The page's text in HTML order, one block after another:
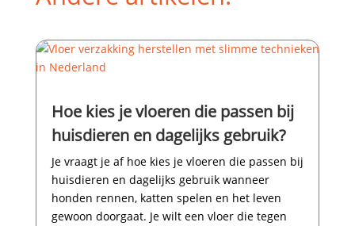
Hoe kies je vloeren die passen bij
huisdieren en dagelijks gebruik?
Je vraagt je af hoe kies je vloeren die passen bij
huisdieren en dagelijks gebruik wanneer
honden rennen, katten spelen en het leven
gewoon doorgaat.​ Je wilt een vloer die tegen